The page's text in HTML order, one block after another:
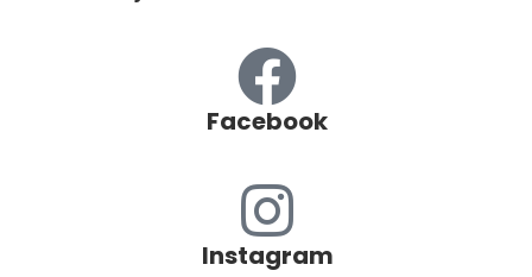
Facebook
Instagram